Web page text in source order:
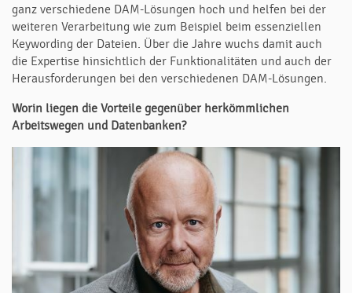
ganz verschiedene DAM-Lösungen hoch und helfen bei der
weiteren Verarbeitung wie zum Beispiel beim essenziellen
Keywording der Dateien. Über die Jahre wuchs damit auch
die Expertise hinsichtlich der Funktionalitäten und auch der
Herausforderungen bei den verschiedenen DAM-Lösungen.
Worin liegen die Vorteile gegenüber herkömmlichen
Arbeitswegen und Datenbanken?